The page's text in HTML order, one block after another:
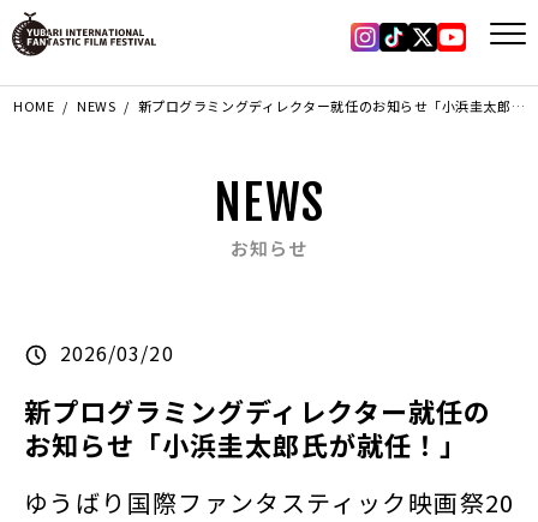
Instagram
Tiktok
X
HOME NEWS 新プログラミングディレクター就任のお知らせ「小浜圭太郎氏が就任！」
NEWS
お知らせ
2026/03/20
新プログラミングディレクター就任の
お知らせ「小浜圭太郎氏が就任！」
ゆうばり国際ファンタスティック映画祭20